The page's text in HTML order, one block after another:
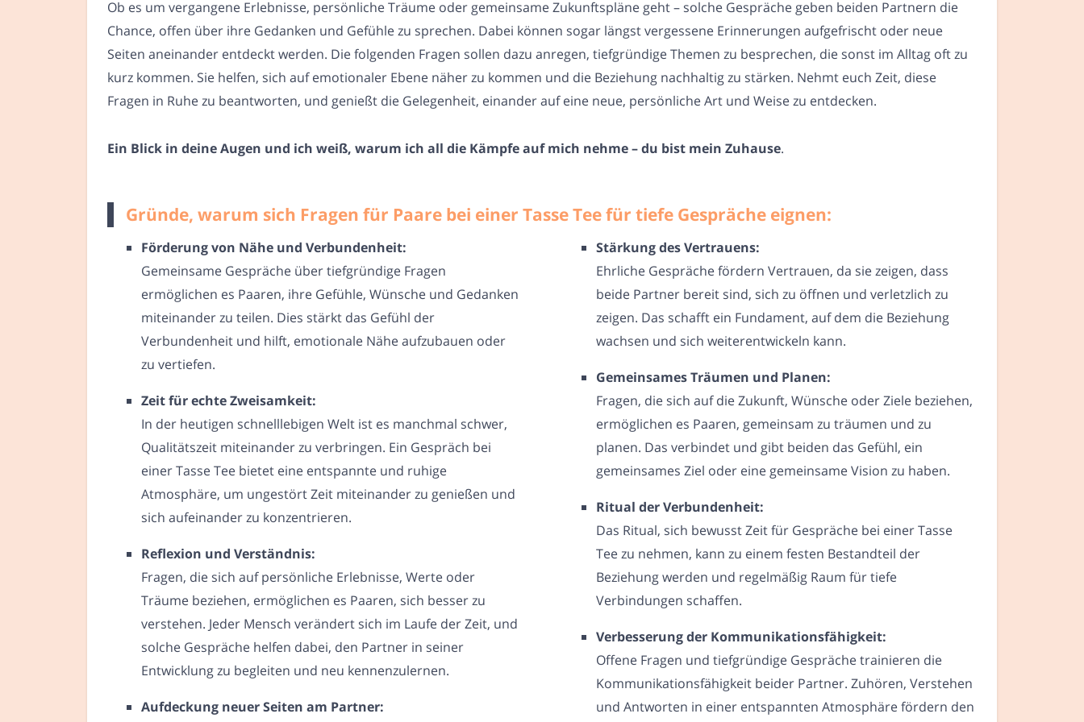
Ob es um vergangene Erlebnisse, persönliche Träume oder gemeinsame Zukunftspläne geht – solche Gespräche geben beiden Partnern die
Chance, offen über ihre Gedanken und Gefühle zu sprechen. Dabei können sogar längst vergessene Erinnerungen aufgefrischt oder neue
Seiten aneinander entdeckt werden. Die folgenden Fragen sollen dazu anregen, tiefgründige Themen zu besprechen, die sonst im Alltag oft zu
kurz kommen. Sie helfen, sich auf emotionaler Ebene näher zu kommen und die Beziehung nachhaltig zu stärken. Nehmt euch Zeit, diese
Fragen in Ruhe zu beantworten, und genießt die Gelegenheit, einander auf eine neue, persönliche Art und Weise zu entdecken.
Ein Blick in deine Augen und ich weiß, warum ich all die Kämpfe auf mich nehme – du bist mein Zuhause.
Gründe, warum sich Fragen für Paare bei einer Tasse Tee für tiefe Gespräche eignen:
Förderung von Nähe und Verbundenheit:
Gemeinsame Gespräche über tiefgründige Fragen
ermöglichen es Paaren, ihre Gefühle, Wünsche und Gedanken
miteinander zu teilen. Dies stärkt das Gefühl der
Verbundenheit und hilft, emotionale Nähe aufzubauen oder
zu vertiefen.
Zeit für echte Zweisamkeit:
In der heutigen schnelllebigen Welt ist es manchmal schwer,
Qualitätszeit miteinander zu verbringen. Ein Gespräch bei
einer Tasse Tee bietet eine entspannte und ruhige
Atmosphäre, um ungestört Zeit miteinander zu genießen und
sich aufeinander zu konzentrieren.
Reflexion und Verständnis:
Fragen, die sich auf persönliche Erlebnisse, Werte oder
Träume beziehen, ermöglichen es Paaren, sich besser zu
verstehen. Jeder Mensch verändert sich im Laufe der Zeit, und
solche Gespräche helfen dabei, den Partner in seiner
Entwicklung zu begleiten und neu kennenzulernen.
Aufdeckung neuer Seiten am Partner:
Stärkung des Vertrauens:
Ehrliche Gespräche fördern Vertrauen, da sie zeigen, dass
beide Partner bereit sind, sich zu öffnen und verletzlich zu
zeigen. Das schafft ein Fundament, auf dem die Beziehung
wachsen und sich weiterentwickeln kann.
Gemeinsames Träumen und Planen:
Fragen, die sich auf die Zukunft, Wünsche oder Ziele beziehen,
ermöglichen es Paaren, gemeinsam zu träumen und zu
planen. Das verbindet und gibt beiden das Gefühl, ein
gemeinsames Ziel oder eine gemeinsame Vision zu haben.
Ritual der Verbundenheit:
Das Ritual, sich bewusst Zeit für Gespräche bei einer Tasse
Tee zu nehmen, kann zu einem festen Bestandteil der
Beziehung werden und regelmäßig Raum für tiefe
Verbindungen schaffen.
Verbesserung der Kommunikationsfähigkeit:
Offene Fragen und tiefgründige Gespräche trainieren die
Kommunikationsfähigkeit beider Partner. Zuhören, Verstehen
und Antworten in einer entspannten Atmosphäre fördern den